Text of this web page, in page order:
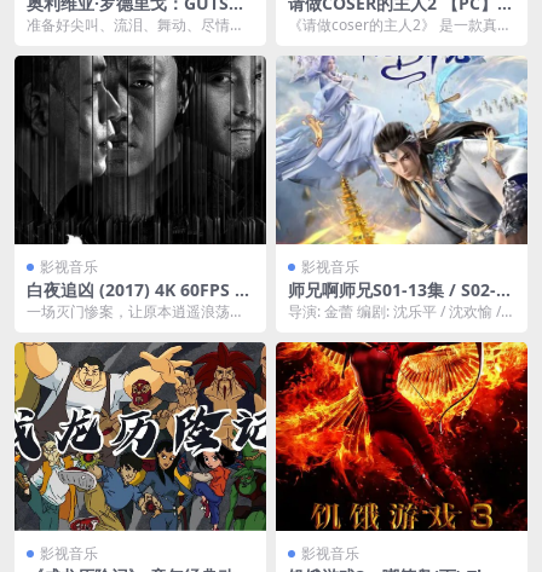
界巡演 (2024)
准备好尖叫、流泪、舞动、尽情歌
格莱美奖的歌手兼...
官方中文
《请做coser的主人2》 是一款真人
的世界，在...
影视音乐
白夜追凶 (2017) 4K 60FPS 主
演: 潘粤明 / 王龙正 / 梁缘
一场灭门惨案，让原本逍遥浪荡的
刑侦支队队长的双胞胎...
影视音乐
师兄啊师兄S01-13集 / S02-26
集(14-29)【4K / 帧享影音】
导演: 金蕾 编剧: 沈乐平 / 沈欢愉 /
影视音乐 影视音乐